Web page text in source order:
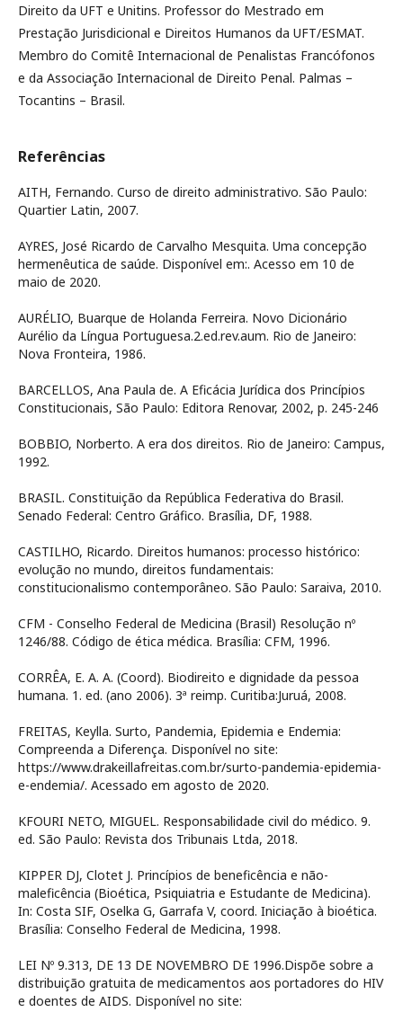
Direito da UFT e Unitins. Professor do Mestrado em
Prestação Jurisdicional e Direitos Humanos da UFT/ESMAT.
Membro do Comitê Internacional de Penalistas Francófonos
e da Associação Internacional de Direito Penal. Palmas –
Tocantins – Brasil.
Referências
AITH, Fernando. Curso de direito administrativo. São Paulo:
Quartier Latin, 2007.
AYRES, José Ricardo de Carvalho Mesquita. Uma concepção
hermenêutica de saúde. Disponível em:. Acesso em 10 de
maio de 2020.
AURÉLIO, Buarque de Holanda Ferreira. Novo Dicionário
Aurélio da Língua Portuguesa.2.ed.rev.aum. Rio de Janeiro:
Nova Fronteira, 1986.
BARCELLOS, Ana Paula de. A Eficácia Jurídica dos Princípios
Constitucionais, São Paulo: Editora Renovar, 2002, p. 245-246
BOBBIO, Norberto. A era dos direitos. Rio de Janeiro: Campus,
1992.
BRASIL. Constituição da República Federativa do Brasil.
Senado Federal: Centro Gráfico. Brasília, DF, 1988.
CASTILHO, Ricardo. Direitos humanos: processo histórico:
evolução no mundo, direitos fundamentais:
constitucionalismo contemporâneo. São Paulo: Saraiva, 2010.
CFM - Conselho Federal de Medicina (Brasil) Resolução nº
1246/88. Código de ética médica. Brasília: CFM, 1996.
CORRÊA, E. A. A. (Coord). Biodireito e dignidade da pessoa
humana. 1. ed. (ano 2006). 3ª reimp. Curitiba:Juruá, 2008.
FREITAS, Keylla. Surto, Pandemia, Epidemia e Endemia:
Compreenda a Diferença. Disponível no site:
https://www.drakeillafreitas.com.br/surto-pandemia-epidemia-
e-endemia/. Acessado em agosto de 2020.
KFOURI NETO, MIGUEL. Responsabilidade civil do médico. 9.
ed. São Paulo: Revista dos Tribunais Ltda, 2018.
KIPPER DJ, Clotet J. Princípios de beneficência e não-
maleficência (Bioética, Psiquiatria e Estudante de Medicina).
In: Costa SIF, Oselka G, Garrafa V, coord. Iniciação à bioética.
Brasília: Conselho Federal de Medicina, 1998.
LEI Nº 9.313, DE 13 DE NOVEMBRO DE 1996.Dispõe sobre a
distribuição gratuita de medicamentos aos portadores do HIV
e doentes de AIDS. Disponível no site: